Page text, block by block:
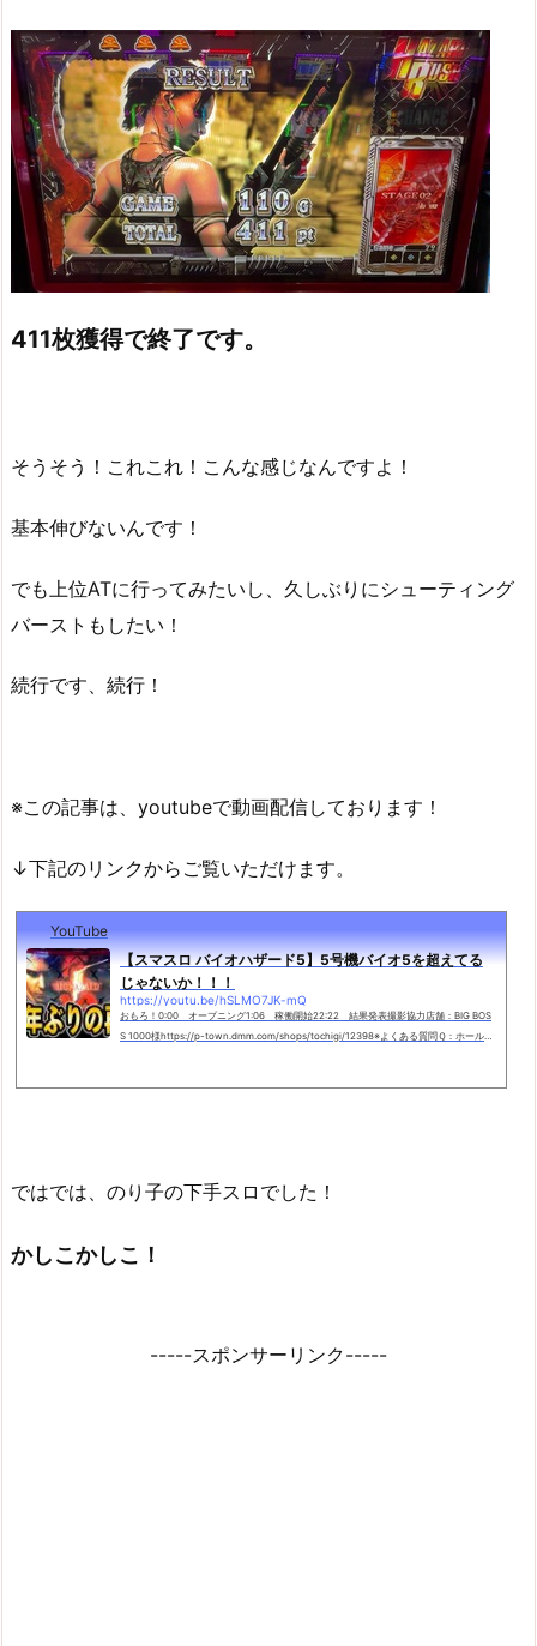
411枚獲得で終了です。
そうそう！これこれ！こんな感じなんですよ！
基本伸びないんです！
でも上位ATに行ってみたいし、久しぶりにシューティング
バーストもしたい！
続行です、続行！
※この記事は、youtubeで動画配信しております！
↓下記のリンクからご覧いただけます。
YouTube
【スマスロ バイオハザード5】5号機バイオ5を超えてる
じゃないか！！！
https://youtu.be/hSLMO7JK-mQ
おもろ！0:00 オープニング1:06 稼働開始22:22 結果発表撮影協力店舗：BIG BOS
S 1000様https://p-town.dmm.com/shops/tochigi/12398※よくある質問Ｑ：ホールに
ではでは、のり子の下手スロでした！
かしこかしこ！
-----スポンサーリンク-----